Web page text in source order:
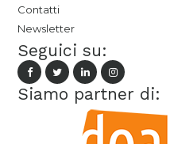
Contatti
Newsletter
Seguici su:
Siamo partner di: